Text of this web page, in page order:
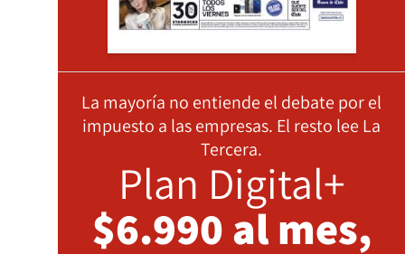
La mayoría no entiende el debate por el
impuesto a las empresas. El resto lee La
Tercera.
Plan Digital+
$6.990 al mes,